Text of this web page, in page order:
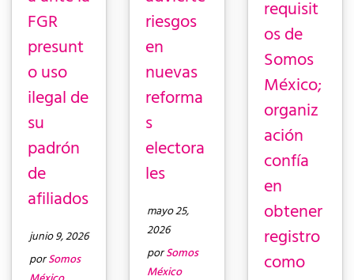
FGR
presunt
o uso
ilegal de
su
padrón
de
afiliados
junio 9, 2026
porSomos
riesgos
en
nuevas
reforma
s
electora
les
mayo 25,
2026
porSomos
México
requisit
os de
Somos
México;
organiz
ación
confía
en
obtener
registro
como